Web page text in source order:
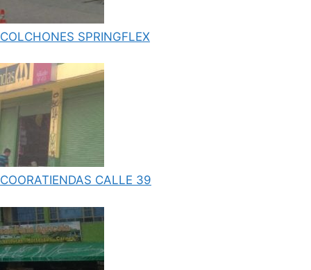
COLCHONES SPRINGFLEX
COORATIENDAS CALLE 39